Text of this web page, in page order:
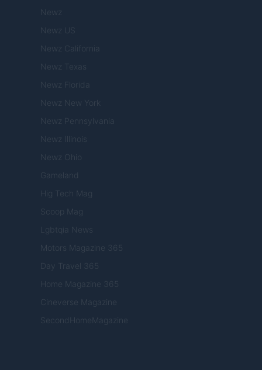
Newz
Newz US
Newz California
Newz Texas
Newz Florida
Newz New York
Newz Pennsylvania
Newz Illinois
Newz Ohio
Gameland
Hig Tech Mag
Scoop Mag
Lgbtqia News
Motors Magazine 365
Day Travel 365
Home Magazine 365
Cineverse Magazine
SecondHomeMagazine